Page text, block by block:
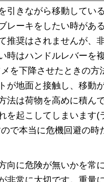
引きながら移動してい
レーキをしたい時があ
推奨はされませんが、
時はハンドルレバーを
を下降させたときの方
が地面と接触し、移動
法は荷物を高めに積ん
を起こしてしまいます(
で本当に危機回避の時
向に危険が無いかを常